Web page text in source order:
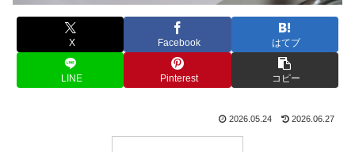
X Facebook はてブ
LINE Pinterest コピー
2026.05.24 2026.06.27